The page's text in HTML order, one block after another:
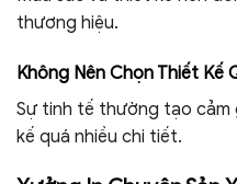
thương hiệu.
Không Nên Chọn Thiết Kế
Sự tinh tế thường tạo
kế quá nhiều chi tiết.